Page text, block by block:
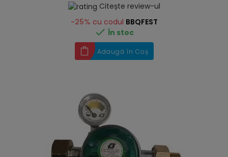
Citește review-ul
-25% cu codul BBQFEST
 În stoc
Adaugă în Coș